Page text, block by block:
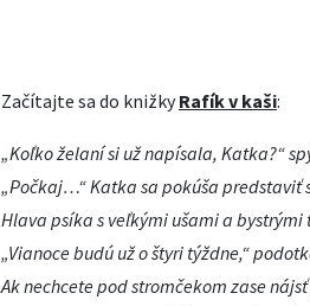
Začítajte sa do knižkyRafík v kaši:
„Koľko želaní si už napísala, Katka?“
„Počkaj…“ Katka sa pokúša predstaviť
Hlava psíka s veľkými ušami a
„Vianoce budú už o štyri týždne,“
Ak nechcete pod stromčekom zase